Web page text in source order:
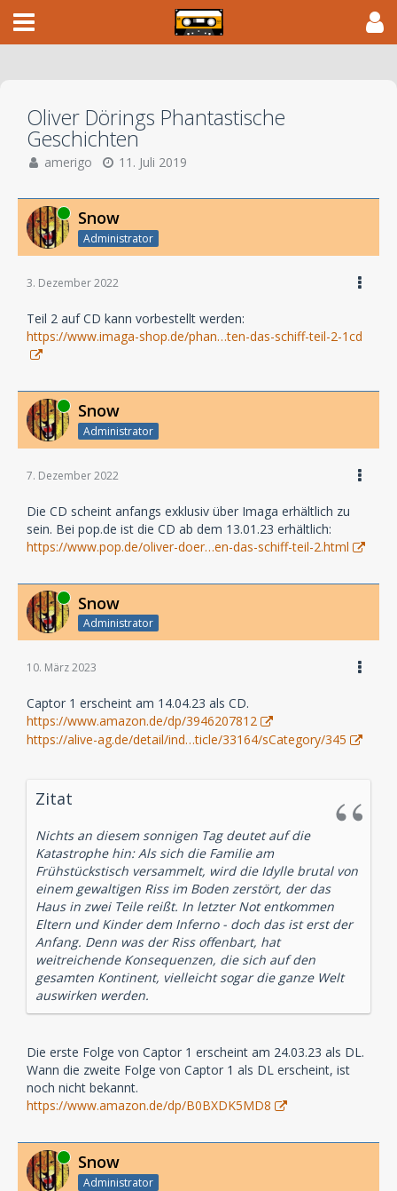
Oliver Dörings Phantastische
Geschichten
amerigo 11. Juli 2019
Online Snow
Administrator
3. Dezember 2022
Teil 2 auf CD kann vorbestellt werden:
https://www.imaga-shop.de/phan…ten-das-schiff-teil-2-1cd
Online Snow
Administrator
7. Dezember 2022
Die CD scheint anfangs exklusiv über Imaga erhältlich zu
sein. Bei pop.de ist die CD ab dem 13.01.23 erhältlich:
https://www.pop.de/oliver-doer…en-das-schiff-teil-2.html
Online Snow
Administrator
10. März 2023
Captor 1 erscheint am 14.04.23 als CD.
https://www.amazon.de/dp/3946207812
https://alive-ag.de/detail/ind…ticle/33164/sCategory/345
Zitat
Nichts an diesem sonnigen Tag deutet auf die
Katastrophe hin: Als sich die Familie am
Frühstückstisch versammelt, wird die Idylle brutal von
einem gewaltigen Riss im Boden zerstört, der das
Haus in zwei Teile reißt. In letzter Not entkommen
Eltern und Kinder dem Inferno - doch das ist erst der
Anfang. Denn was der Riss offenbart, hat
weitreichende Konsequenzen, die sich auf den
gesamten Kontinent, vielleicht sogar die ganze Welt
auswirken werden.
Die erste Folge von Captor 1 erscheint am 24.03.23 als DL.
Wann die zweite Folge von Captor 1 als DL erscheint, ist
noch nicht bekannt.
https://www.amazon.de/dp/B0BXDK5MD8
Online Snow
Administrator